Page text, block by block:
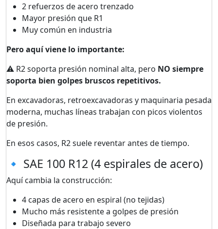
2 refuerzos de acero trenzado
Mayor presión que R1
Muy común en industria
Pero aquí viene lo importante:
⚠ R2 soporta presión nominal alta, pero NO siempre
soporta bien golpes bruscos repetitivos.
En excavadoras, retroexcavadoras y maquinaria pesada
moderna, muchas líneas trabajan con picos violentos
de presión.
En esos casos, R2 suele reventar antes de tiempo.
🔹 SAE 100 R12 (4 espirales de acero)
Aquí cambia la construcción:
4 capas de acero en espiral (no tejidas)
Mucho más resistente a golpes de presión
Diseñada para trabajo severo